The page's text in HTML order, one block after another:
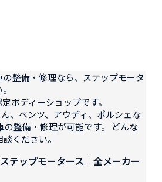
整備・修理なら、ステップモータ
ボディーショップです。
、ベンツ、アウディ、ポルシェな
の整備・修理が可能です。 どんな
ください。
テップモータース｜全メーカー